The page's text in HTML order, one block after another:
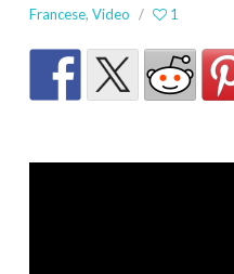
Francese, Video / 1